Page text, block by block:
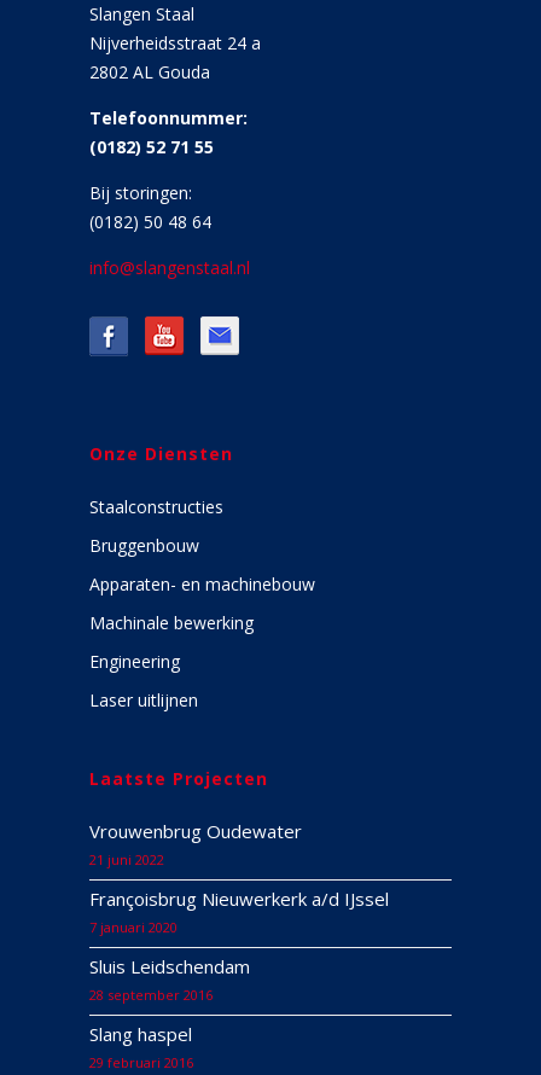
Slangen Staal
Nijverheidsstraat 24 a
2802 AL Gouda
Telefoonnummer:
(0182) 52 71 55
Bij storingen:
(0182) 50 48 64
info@slangenstaal.nl
Onze Diensten
Staalconstructies
Bruggenbouw
Apparaten- en machinebouw
Machinale bewerking
Engineering
Laser uitlijnen
Laatste Projecten
Vrouwenbrug Oudewater
21 juni 2022
Françoisbrug Nieuwerkerk a/d IJssel
7 januari 2020
Sluis Leidschendam
28 september 2016
Slang haspel
29 februari 2016